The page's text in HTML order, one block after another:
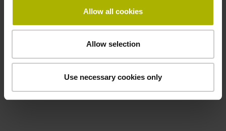
Allow all cookies
Allow selection
Use necessary cookies only